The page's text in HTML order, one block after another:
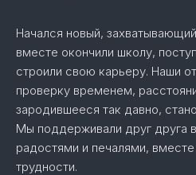
Начался новый,
вместе окончили школу,
строили свою карьеру. Наши
проверку временем,
зародившееся так давно,
Мы поддерживали друг друга
радостями и печалями,
трудности.